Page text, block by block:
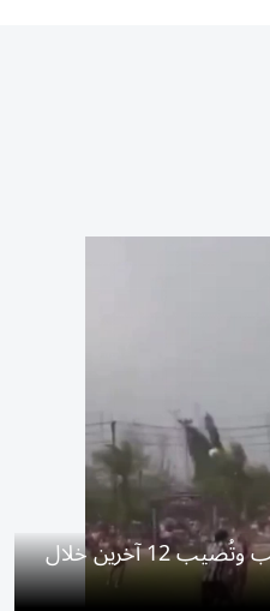
صاعقة برق تخطف حياة لاعب وتُصيب 12 آخرين خلال